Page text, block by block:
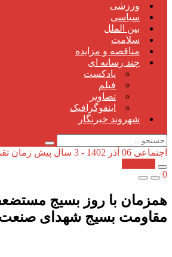
ورزشی
سیاسی
بین الملل
سلامت
مناقصه و مزایده
چند رسانه ای
پادکست
فیلم
تصاویر
اینفوگرافیک
شهروند خبرنگار
اجتماعی 06 آذر 1402 - 3 سال پیش
زمان
0
همزمان با روز بسیج
مقاومت بسیج شهدای صنعت